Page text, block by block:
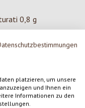
platzieren, um unsere
und Ihnen ein
Informationen zu den
0,8 g